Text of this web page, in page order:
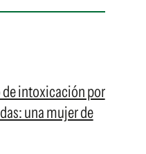
intoxicación por
una mujer de